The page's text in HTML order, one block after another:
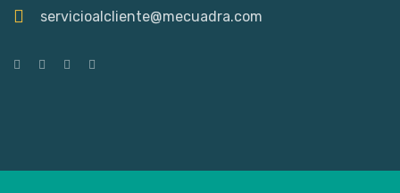
servicioalcliente@mecuadra.com